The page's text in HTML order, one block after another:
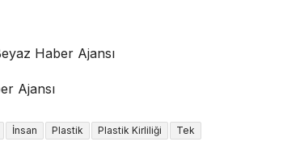
Haber Ajansı
Ajansı
İnsan Plastik Plastik Kirliliği Tek